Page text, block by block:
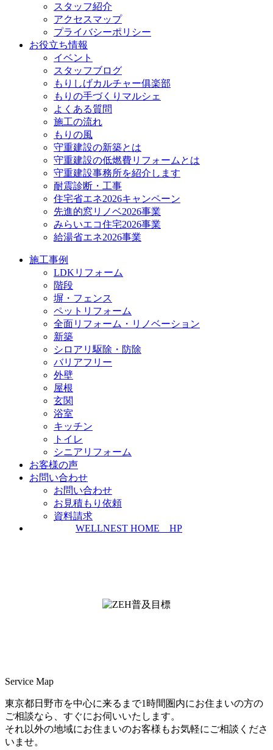
スタッフ紹介
アクセスマップ
プライバシーポリシー
お役立ち情報
イベント
スタッフブログ
もりしげカルチャー俱楽部
もりの手づくりマルシェ
よくある質問
施工の流れ
もりの風
守重建設の新築とは
守重建設の低燃費リフォームとは
守重建設事務所を紹介します
耐震診断・工事
住宅省エネ2026キャンペーン
先進的窓リノベ2026事業
みらいエコ住宅2026事業
給湯省エネ2026事業
施工事例
LDKリフォーム
階段
塀・フェンス
ペットリフォーム
全面リフォーム・リノベーション
新築
シロアリ駆除・防除
バリアフリー
外壁
屋根
玄関
浴室
キッチン
トイレ
シニアリフォーム
お客様の声
お問い合わせ
お問い合わせ
お見積もり依頼
資料請求
WELLNEST HOME HP
Service Map
東京都日野市を中心に来るまで1時間圏内にお住まいの方の
ご相談なら、すぐにお伺いいたします。
それ以外の地域にお住まいのお客様もお気軽にご相談くださ
いませ。